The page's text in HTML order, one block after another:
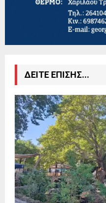
ΔΕΙΤΕ ΕΠΙΣΗΣ...